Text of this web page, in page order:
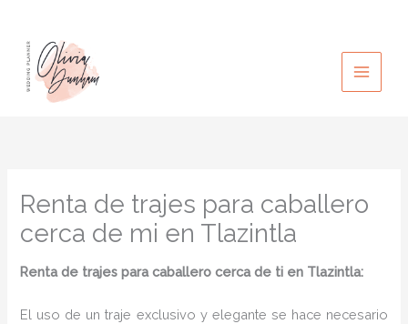
contenido
Renta de trajes para caballero
cerca de mi en Tlazintla
Renta de trajes para caballero cerca de ti en Tlazintla:
El uso de un traje exclusivo y elegante se hace necesario